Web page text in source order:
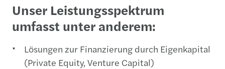
Unser Leistungsspektrum
umfasst unter anderem:
Lösungen zur Finanzierung durch Eigenkapital
(Private Equity, Venture Capital)